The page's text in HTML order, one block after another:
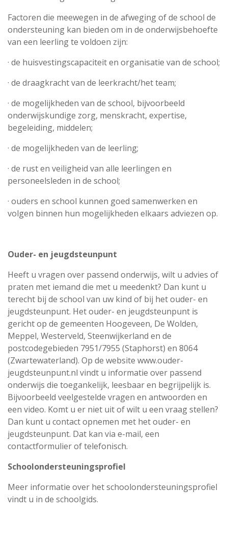
Factoren die meewegen in de afweging of de school de
ondersteuning kan bieden om in de onderwijsbehoefte
van een leerling te voldoen zijn:
· de huisvestingscapaciteit en organisatie van de school;
· de draagkracht van de leerkracht/het team;
· de mogelijkheden van de school, bijvoorbeeld
onderwijskundige zorg, menskracht, expertise,
begeleiding, middelen;
· de mogelijkheden van de leerling;
· de rust en veiligheid van alle leerlingen en
personeelsleden in de school;
· ouders en school kunnen goed samenwerken en
volgen binnen hun mogelijkheden elkaars adviezen op.
Ouder- en jeugdsteunpunt
Heeft u vragen over passend onderwijs, wilt u advies of
praten met iemand die met u meedenkt? Dan kunt u
terecht bij de school van uw kind of bij het ouder- en
jeugdsteunpunt. Het ouder- en jeugdsteunpunt is
gericht op de gemeenten Hoogeveen, De Wolden,
Meppel, Westerveld, Steenwijkerland en de
postcodegebieden 7951/7955 (Staphorst) en 8064
(Zwartewaterland). Op de website www.ouder-
jeugdsteunpunt.nl vindt u informatie over passend
onderwijs die toegankelijk, leesbaar en begrijpelijk is.
Bijvoorbeeld veelgestelde vragen en antwoorden en
een video. Komt u er niet uit of wilt u een vraag stellen?
Dan kunt u contact opnemen met het ouder- en
jeugdsteunpunt. Dat kan via e-mail, een
contactformulier of telefonisch.
Schoolondersteuningsprofiel
Meer informatie over het schoolondersteuningsprofiel
vindt u in de schoolgids.